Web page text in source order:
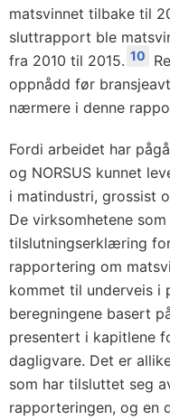
matsvinnet tilbake til
sluttrapport ble
fra 2010 til 2015. 10
oppnådd før
nærmere i denne
Fordi arbeidet har
og NORSUS kunnet
i matindustri, grossist
De virksomhetene
tilslutningserklæring
rapportering om
kommet til underveis i
beregningene basert
presentert i kapitlene
dagligvare. Det er
som har tilsluttet seg
rapporteringen, og en